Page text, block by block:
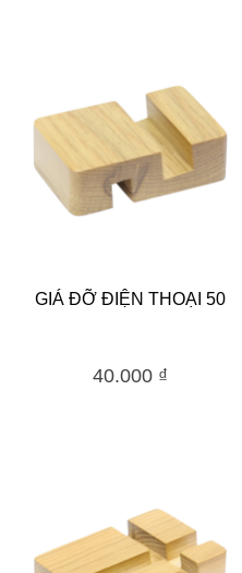
GIÁ ĐỠ ĐIỆN THOẠI 50
40.000 ₫